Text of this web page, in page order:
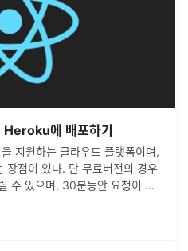
에 배포하기
지원하는 클라우드 플랫폼이며,
장점이 있다. 단 무료버전의 경우
수 있으며, 30분동안 요청이 없